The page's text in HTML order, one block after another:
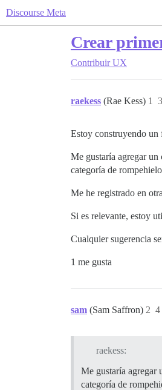
Discourse Meta
Crear
Contribuir UX
raekess (Rae Kess) 1
Estoy construyendo un
Me gustaría agregar un
categoría de
Me he registrado en
Si es relevante, estoy
Cualquier sugerencia
1 me gusta
sam (Sam Saffron) 4
2
raekess:
Me gustaría agregar
categoría de